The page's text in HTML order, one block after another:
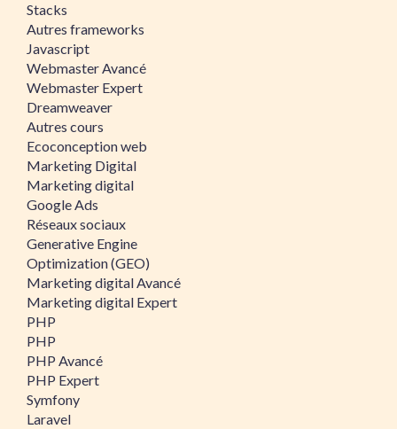
Stacks
Autres frameworks
Javascript
Webmaster Avancé
Webmaster Expert
Dreamweaver
Autres cours
Ecoconception web
Marketing Digital
Marketing digital
Google Ads
Réseaux sociaux
Generative Engine
Optimization (GEO)
Marketing digital Avancé
Marketing digital Expert
PHP
PHP
PHP Avancé
PHP Expert
Symfony
Laravel